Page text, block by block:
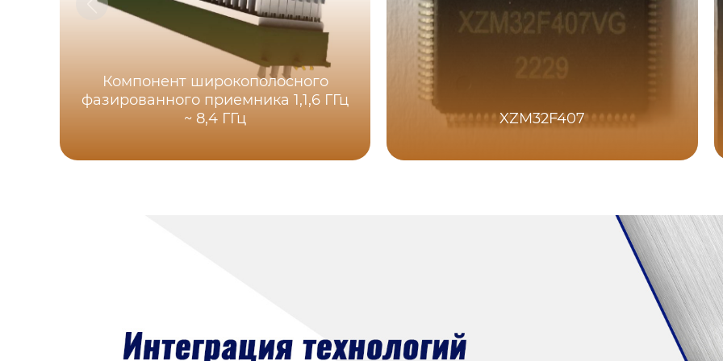
Компонент широкополосного
фазированного приемника 1,1,6 ГГц
~ 8,4 ГГц
XZM32F407